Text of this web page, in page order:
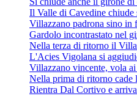
Il Valle di Cavedine chiude
Villazzano padrona sino in
Gardolo incontrastato nel
Nella terza di ritorno il
L'Acies Vigolana si
Villazzano vincente, vola
Nella prima di ritorno cade
Rientra Dal Cortivo e